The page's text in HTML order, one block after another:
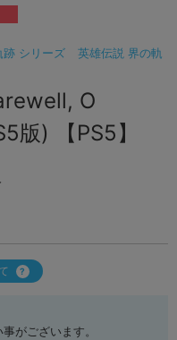
跡 シリーズ
英雄伝説 界の軌
O
版) 【PS5】
がございます。